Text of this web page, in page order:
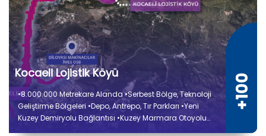
Kocaeli Lojistik Köyü
•8.000.000 Metrekare Alanda •Serbest Bölge, Teknoloji
Geliştirme Bölgeleri •Depo, Antrepo, Tır Parkları •Yeni
Kuzey Demiryolu Bağlantısı •Kuzey Marmara Otoyolu